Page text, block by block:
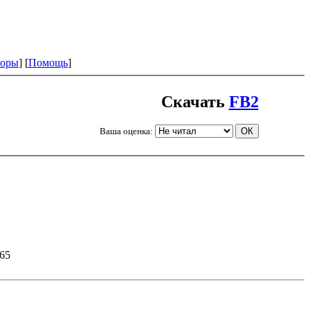
] [Помощь]
Скачать FB2
Ваша оценка: